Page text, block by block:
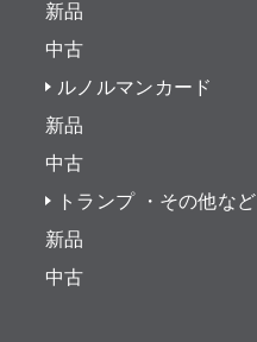
新品
中古
ルノルマンカード
新品
中古
トランプ ・その他など
新品
中古